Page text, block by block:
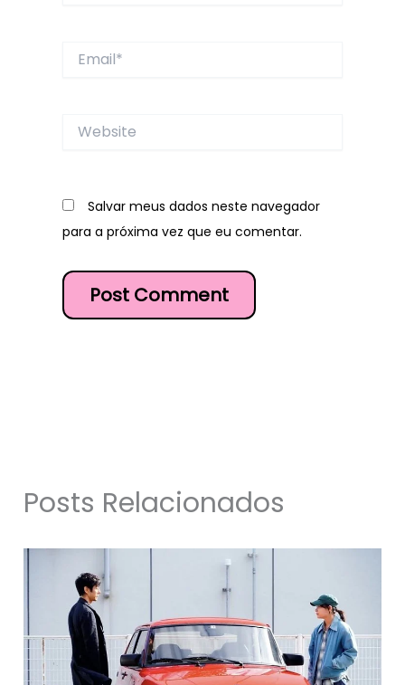
Website
Salvar meus dados neste navegador
para a próxima vez que eu comentar.
Posts Relacionados